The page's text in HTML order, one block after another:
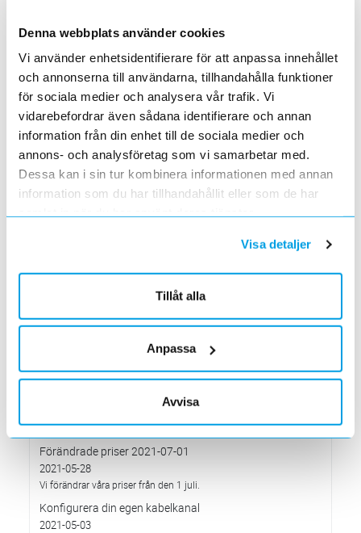
Denna webbplats använder cookies
Vi använder enhetsidentifierare för att anpassa innehållet
och annonserna till användarna, tillhandahålla funktioner
för sociala medier och analysera vår trafik. Vi
vidarebefordrar även sådana identifierare och annan
information från din enhet till de sociala medier och
annons- och analysföretag som vi samarbetar med.
Dessa kan i sin tur kombinera informationen med annan
information som du har tillhandahållit eller som de har
samlat in när du har använt deras tjänster.
Visa detaljer
Tillåt alla
Anpassa
Avvisa
Förändrade priser 2022-05-01
Med anledning av stigande råvarupriser.
Ecovadis ger Elektroskandia högsta betyg inom
hållbarhetsarbete
2022-03-21
Det oberoende analysföretaget Ecovadis har tilldelat
Elektroskandia högsta möjliga betyg, Platina, för företagets
hållbarhetsarbete.
Med anledning av Rysslands invasion av Ukraina
2022-03-03
har Elektroskandia adresserat och tagit avstånd från alla
2022-03-01
2021-12-03
Med anledning av rådande omvärldsläge så justerar
Elektroskandia Sverige AB prisbilden och presenterar ny gällande
prislista från 2022-01-04.
Förändrade priser 2021-10-01
Vi förändrar våra priser från den 1 oktober.
Förändrade priser 2021-07-01
2021-05-28
Vi förändrar våra priser från den 1 juli.
Konfigurera din egen kabelkanal
2021-05-03